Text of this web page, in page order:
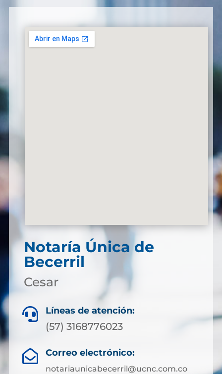
Notaría Única de
Becerril
Cesar
 Líneas de atención:
(57) 3168776023
 Correo electrónico:
notariaunicabecerril@ucnc.com.co